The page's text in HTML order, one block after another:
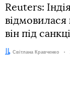
Reuters:
він під
Автор:
Світлана Кравченко